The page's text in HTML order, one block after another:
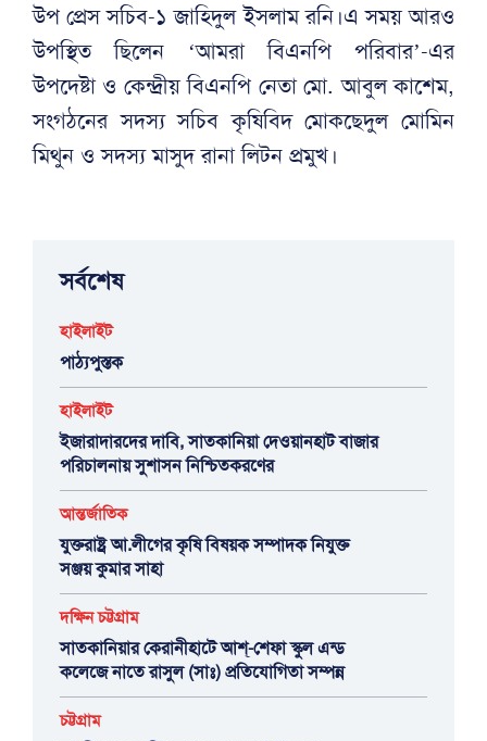
উপ প্রেস সচিব-১ জাহিদুল ইসলাম রনি।এ সময় আরও
উপস্থিত ছিলেন ‘আমরা বিএনপি পরিবার’-এর
উপদেষ্টা ও কেন্দ্রীয় বিএনপি নেতা মো. আবুল কাশেম,
সংগঠনের সদস্য সচিব কৃষিবিদ মোকছেদুল মোমিন
মিথুন ও সদস্য মাসুদ রানা লিটন প্রমুখ।
সর্বশেষ
হাইলাইট
পাঠ্যপুস্তক
হাইলাইট
ইজারাদারদের দাবি, সাতকানিয়া দেওয়ানহাট বাজার
পরিচালনায় সুশাসন নিশ্চিতকরণের
আন্তর্জাতিক
যুক্তরাষ্ট্র আ.লীগের কৃষি বিষয়ক সম্পাদক নিযুক্ত
সঞ্জয় কুমার সাহা
দক্ষিন চট্টগ্রাম
সাতকানিয়ার কেরানীহাটে আশ্-শেফা স্কুল এন্ড
কলেজে নাতে রাসুল (সাঃ) প্রতিযোগিতা সম্পন্ন
চট্টগ্রাম